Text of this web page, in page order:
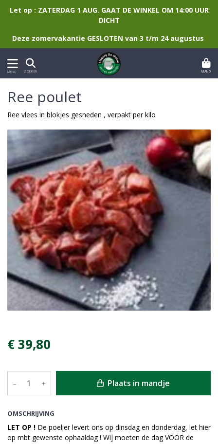
Let op : ZATERDAG 1 AUG. GAAT DE WINKEL OM 14:00 UUR
DICHT
Deze zomervakantie GESLOTEN van 3 t/m 24 augustus
MENU ZOEKEN MAND
OMSCHRIJVING
LET OP ! De poelier levert ons op dinsdag en donderdag, let hier
op mbt gewenste ophaaldag ! Wij moeten de dag VOOR de
Ree poulet
Ree vlees in blokjes gesneden , verpakt per kilo
€ 39,80
– + Plaats in mandje